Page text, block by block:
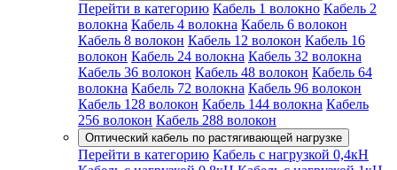
Перейти в категорию Кабель 1 волокно Кабель 2
волокна Кабель 4 волокна Кабель 6 волокон
Кабель 8 волокон Кабель 12 волокон Кабель 16
волокон Кабель 24 волокна Кабель 32 волокна
Кабель 36 волокон Кабель 48 волокон Кабель 64
волокна Кабель 72 волокна Кабель 96 волокон
Кабель 128 волокон Кабель 144 волокна Кабель
256 волокон Кабель 288 волокон
Оптический кабель по растягивающей нагрузке
Перейти в категорию Кабель с нагрузкой 0,4кН